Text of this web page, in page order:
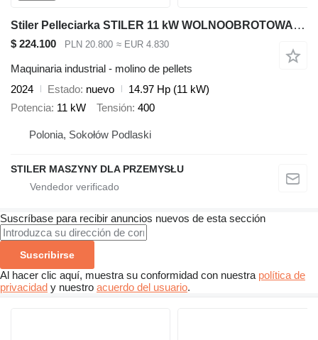
Stiler Pelleciarka STILER 11 kW WOLNOOBROTOWA, PELLET MACHINE
$ 224.100 PLN 20.800 ≈ EUR 4.830
Maquinaria industrial - molino de pellets
2024
Estado nuevo
14.97 Hp (11 kW)
Potencia 11 kW Tensión 400
Polonia, Sokołów Podlaski
STILER MASZYNY DLA PRZEMYSŁU
Suscríbase para recibir anuncios nuevos de esta sección
Suscribirse
Al hacer clic aquí, muestra su conformidad con nuestra política de
privacidad y nuestro acuerdo del usuario.